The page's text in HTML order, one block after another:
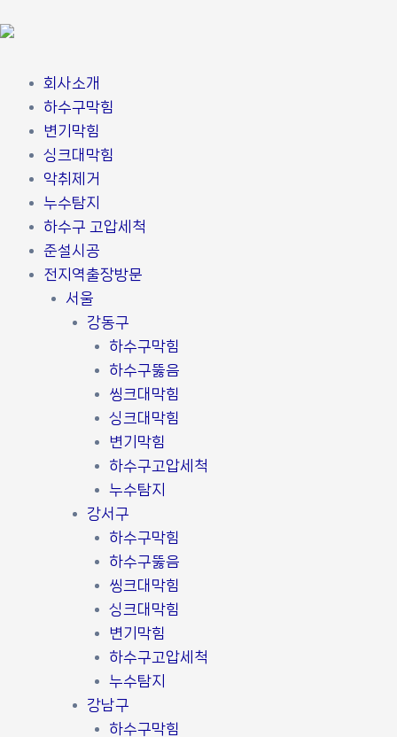
텐
회사소개
하수구막힘
변기막힘
싱크대막힘
악취제거
누수탐지
하수구 고압세척
준설시공
전지역출장방문
서울
강동구
하수구막힘
하수구뚫음
씽크대막힘
싱크대막힘
변기막힘
하수구고압세척
누수탐지
강서구
하수구막힘
하수구뚫음
씽크대막힘
싱크대막힘
변기막힘
하수구고압세척
누수탐지
강남구
하수구막힘
스